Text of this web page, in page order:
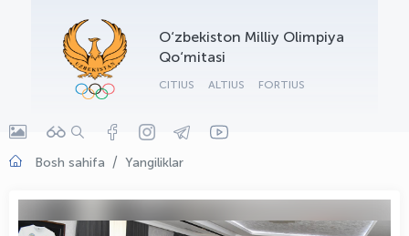
O‘zbekiston Milliy Olimpiya
Qo‘mitasi
CITIUS ALTIUS FORTIUS
Bosh sahifa Yangiliklar
OLYMPCHIK AI - yordamchi
Onlayn · olympic.uz